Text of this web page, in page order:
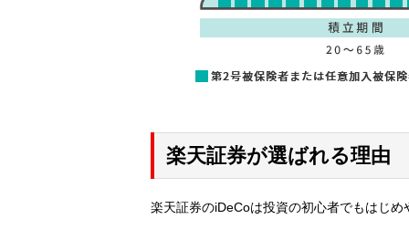
楽天証券が選ばれる理由
楽天証券のiDeCoは投資の初心者でもはじめ